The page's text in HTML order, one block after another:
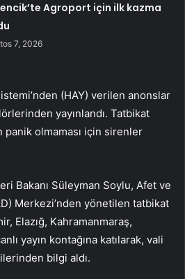
Agroport için ilk kazma
7, 2026
(HAY) verilen anonslar
yayınlandı. Tatbikat
panik olmaması için sirenler
Bakanı Süleyman Soylu, Afet ve
Merkezi’nden yönetilen tatbikat
Elazığ, Kahramanmaraş,
yayın kontağına katılarak, vali
bilgi aldı.